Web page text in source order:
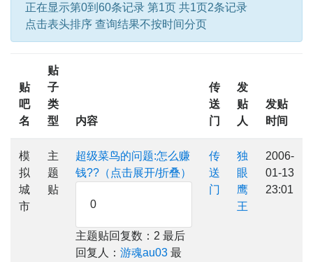
正在显示第0到60条记录 第1页 共1页2条记录
点击表头排序 查询结果不按时间分页
贴
吧
名
贴
子
类
型
内容
传
送
门
发
贴
人
发贴
时间
模
拟
城
市
主
题
贴
超级菜鸟的问题:怎么赚
钱??（点击展开/折叠）
0
主题贴回复数：2 最后
回复人： 游魂au03 最
传
送
门
独
眼
鹰
王
2006-
01-13
23:01